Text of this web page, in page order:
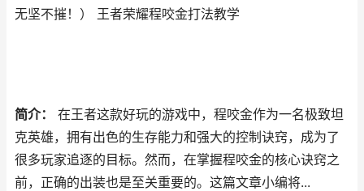
无坚不摧！） 王者荣耀程咬金打法教学
简介：
在王者这款好玩的游戏中，程咬金作为一名极致坦
克英雄，拥有出色的生存能力和强大的控制诀窍，成为了
很多玩家追逐的目标。然而，在掌握程咬金的核心诀窍之
前，正确的出装也是至关重要的。这篇文章小编将...